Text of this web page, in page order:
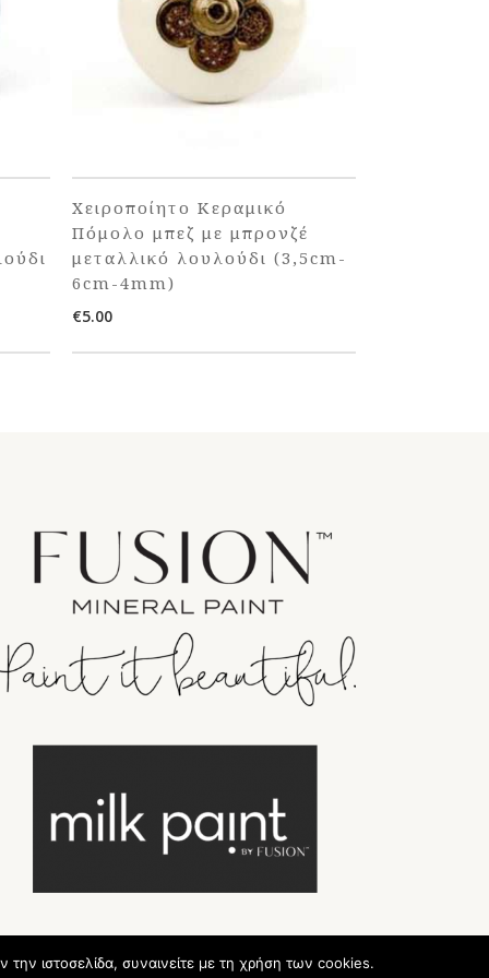
Χειροποίητο Κεραμικό
Πόμολο μπεζ με μπρονζέ
μεταλλικό λουλούδι (3,5cm-
6cm-4mm)
€5.00
την ιστοσελίδα, συναινείτε με τη χρήση των cookies.